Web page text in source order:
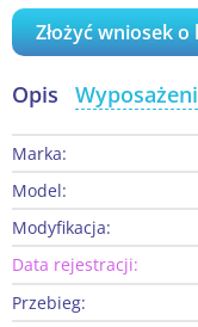
Złożyć wniosek
Opis
Marka:
Model:
Modyfikacja:
Data rejestracji:
Przebieg: